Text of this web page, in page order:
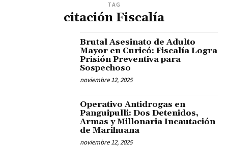
TAG
citación Fiscalía
Brutal Asesinato de Adulto
Mayor en Curicó: Fiscalía Logra
Prisión Preventiva para
Sospechoso
noviembre 12, 2025
Operativo Antidrogas en
Panguipulli: Dos Detenidos,
Armas y Millonaria Incautación
de Marihuana
noviembre 12, 2025